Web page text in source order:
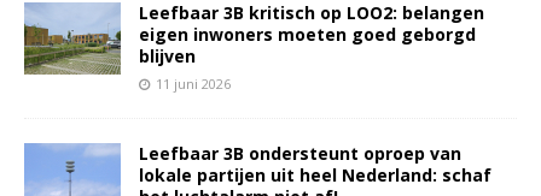
Leefbaar 3B kritisch op LOO2: belangen
eigen inwoners moeten goed geborgd
blijven
11 juni 2026
Leefbaar 3B ondersteunt oproep van
lokale partijen uit heel Nederland: schaf